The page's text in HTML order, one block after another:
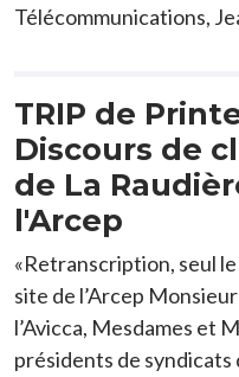
Télécommunications,
TRIP de
Discours de
de La
l'Arcep
«Retranscription, seul
site de l’Arcep
l’Avicca, Mesdames et
présidents de syndicats